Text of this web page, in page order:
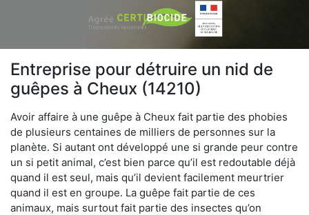
Entreprise pour détruire un nid de
guêpes à Cheux (14210)
Avoir affaire à une guêpe à Cheux fait partie des phobies
de plusieurs centaines de milliers de personnes sur la
planète. Si autant ont développé une si grande peur contre
un si petit animal, c’est bien parce qu’il est redoutable déjà
quand il est seul, mais qu’il devient facilement meurtrier
quand il est en groupe. La guêpe fait partie de ces
animaux, mais surtout fait partie des insectes qu’on